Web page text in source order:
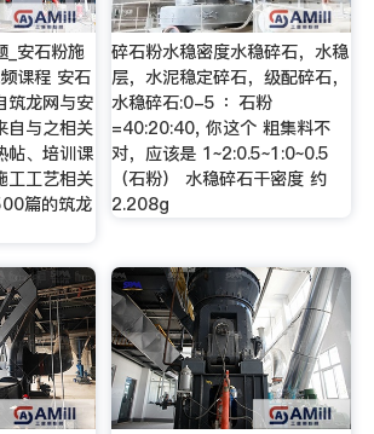
_安石粉施
课程 安石
筑龙网与安
自与之相关
帖、培训课
工工艺相关
篇的筑龙
碎石粉水稳密度水稳碎石，水稳
层，水泥稳定碎石，级配碎石，
水稳碎石:0-5 ：石粉
=40:20:40, 你这个 粗集料不
对，应该是 1~2:0.5~1:0~0.5
（石粉） 水稳碎石干密度 约
2.208g